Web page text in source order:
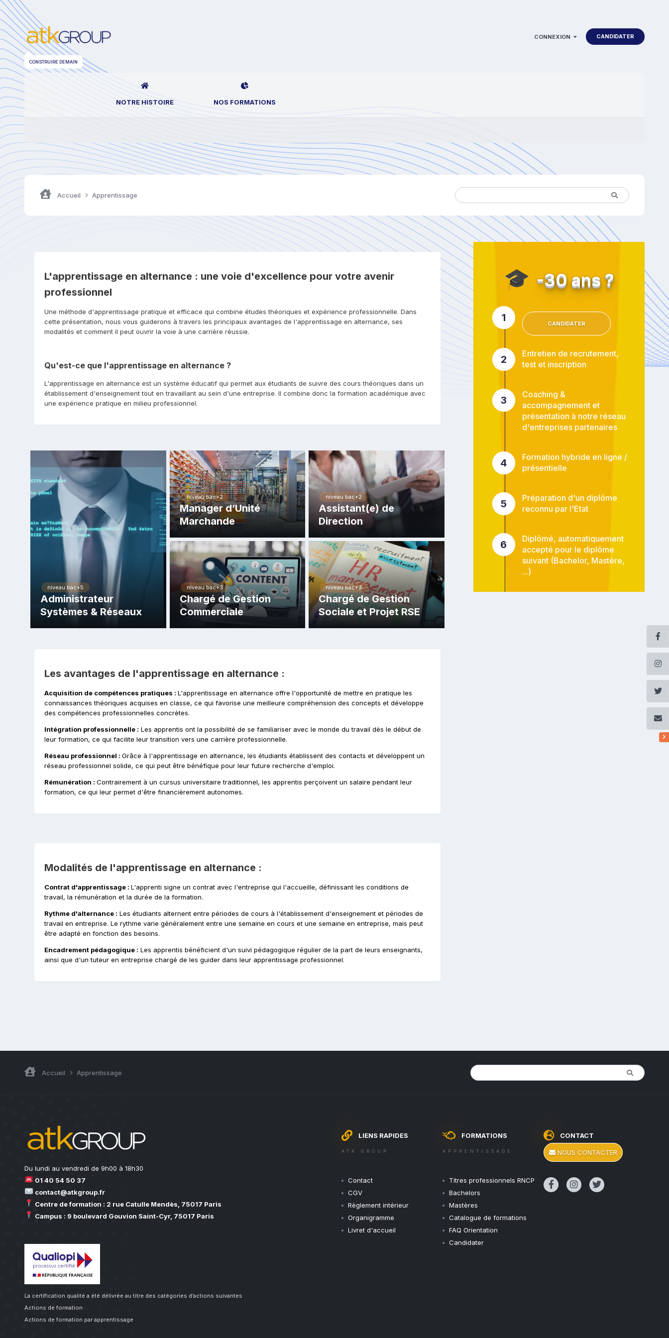
CONSTRUIRE DEMAIN
CONNEXION CANDIDATER
NOTRE HISTOIRE NOS FORMATIONS
Accueil Apprentissage
L'apprentissage en alternance : une voie d'excellence pour votre avenir
professionnel
Une méthode d'apprentissage pratique et efficace qui combine études théoriques et expérience professionnelle. Dans
cette présentation, nous vous guiderons à travers les principaux avantages de l'apprentissage en alternance, ses
modalités et comment il peut ouvrir la voie à une carrière réussie.
Qu'est-ce que l'apprentissage en alternance ?
L'apprentissage en alternance est un système éducatif qui permet aux étudiants de suivre des cours théoriques dans un
établissement d'enseignement tout en travaillant au sein d'une entreprise. Il combine donc la formation académique avec
une expérience pratique en milieu professionnel.
niveau bac+5
Administrateur
Systèmes & Réseaux
niveau bac+2
Manager d’Unité
Marchande
niveau bac+2
Assistant(e) de
Direction
niveau bac+3
Chargé de Gestion
Commerciale
niveau bac+3
Chargé de Gestion
Sociale et Projet RSE
Les avantages de l'apprentissage en alternance :
Acquisition de compétences pratiques : L'apprentissage en alternance offre l'opportunité de mettre en pratique les
connaissances théoriques acquises en classe, ce qui favorise une meilleure compréhension des concepts et développe
des compétences professionnelles concrètes.
Intégration professionnelle : Les apprentis ont la possibilité de se familiariser avec le monde du travail dès le début de
leur formation, ce qui facilite leur transition vers une carrière professionnelle.
Réseau professionnel : Grâce à l'apprentissage en alternance, les étudiants établissent des contacts et développent un
réseau professionnel solide, ce qui peut être bénéfique pour leur future recherche d'emploi.
Rémunération : Contrairement à un cursus universitaire traditionnel, les apprentis perçoivent un salaire pendant leur
formation, ce qui leur permet d'être financièrement autonomes.
Modalités de l'apprentissage en alternance :
Contrat d'apprentissage : L'apprenti signe un contrat avec l'entreprise qui l'accueille, définissant les conditions de
travail, la rémunération et la durée de la formation.
Rythme d'alternance : Les étudiants alternent entre périodes de cours à l'établissement d'enseignement et périodes de
travail en entreprise. Le rythme varie généralement entre une semaine en cours et une semaine en entreprise, mais peut
être adapté en fonction des besoins.
Encadrement pédagogique : Les apprentis bénéficient d'un suivi pédagogique régulier de la part de leurs enseignants,
ainsi que d'un tuteur en entreprise chargé de les guider dans leur apprentissage professionnel.
🎓 -30 ans ?
1 CANDIDATER
2
Entretien de recrutement,
test et inscription
3
Coaching &
accompagnement et
présentation à notre réseau
d'entreprises partenaires
4
Formation hybride en ligne /
présentielle
5
Préparation d'un diplôme
reconnu par l'Etat
6
Diplômé, automatiquement
accepté pour le diplôme
suivant (Bachelor, Mastère,
...)
Accueil Apprentissage
Du lundi au vendredi de 9h00 à 18h30
01 40 54 50 37
contact@atkgroup.fr
Centre de formation : 2 rue Catulle Mendès, 75017 Paris
Campus : 9 boulevard Gouvion Saint-Cyr, 75017 Paris
La certification qualité a été délivrée au titre des catégories d’actions suivantes
Actions de formation
Actions de formation par apprentissage
LIENS RAPIDES
ATK GROUP
Contact
CGV
Règlement intérieur
Organigramme
Livret d'accueil
FORMATIONS
APPRENTISSAGE
Titres professionnels RNCP
Bachelors
Mastères
Catalogue de formations
FAQ Orientation
Candidater
CONTACT
NOUS CONTACTER